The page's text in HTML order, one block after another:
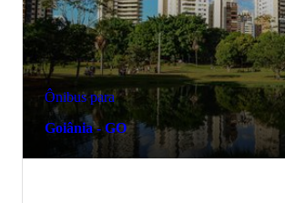
Ônibus para
Goiânia - GO